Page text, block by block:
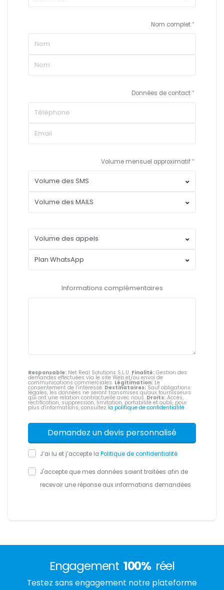
Nom complet
Données de contact
Volume mensuel approximatif
Informations complémentaires
Responsable: Net Real Solutions S.L.U. Finalité: Gestion des
demandes effectuées via le site Web et/ou envoi de
communications commerciales. Légitimation: Le
consentement de l’intéressé. Destinataires: Sauf obligations
légales, les données ne seront transmises qu'aux fournisseurs
qui ont une relation contractuelle avec nous. Droits: Accès,
rectification, suppression, limitation, portabilité et oubli, pour
plus d'informations, consultez la politique de confidentialité .
J’ai lu et j’accepte la Politique de confidentialité
J'accepte que mes données soient traitées afin de
recevoir une réponse aux informations demandées
Engagement 100% réel
Testez sans engagement notre plateforme